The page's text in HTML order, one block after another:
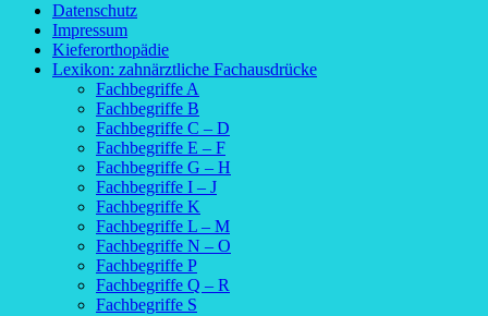
Datenschutz
Impressum
Kieferorthopädie
Lexikon: zahnärztliche Fachausdrücke
Fachbegriffe A
Fachbegriffe B
Fachbegriffe C – D
Fachbegriffe E – F
Fachbegriffe G – H
Fachbegriffe I – J
Fachbegriffe K
Fachbegriffe L – M
Fachbegriffe N – O
Fachbegriffe P
Fachbegriffe Q – R
Fachbegriffe S